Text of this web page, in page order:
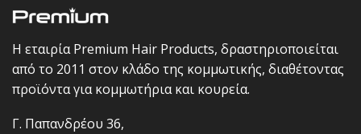
Η εταιρία Premium Hair Products, δραστηριοποιείται
από το 2011 στον κλάδο της κομμωτικής, διαθέτοντας
προϊόντα για κομμωτήρια και κουρεία.
Γ. Παπανδρέου 36,